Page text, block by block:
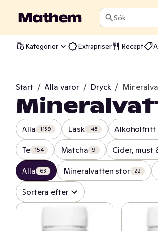
Sök
Kategorier Extrapriser Recept
Start / Alla varor / Dryck /
Alla 1139 Läsk 143 Alkoholfritt
Te 154 Matcha 9 Cider, must
Alla 63 Mineralvatten stor 22
Sortera efter